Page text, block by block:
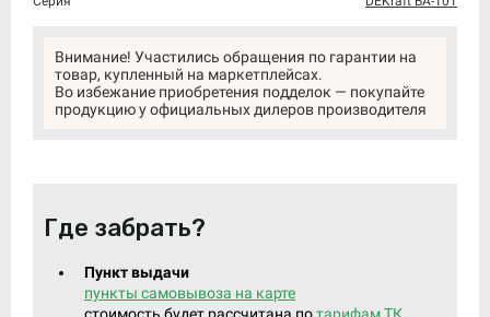
Внимание! Участились обращения по гарантии на
товар, купленный на маркетплейсах.
Во избежание приобретения подделок — покупайте
продукцию у официальных дилеров производителя
Где забрать?
Пункт выдачи
пункты самовывоза на карте